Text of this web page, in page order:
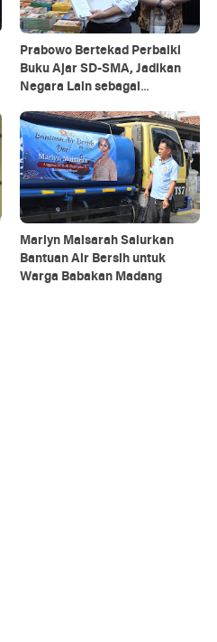
Prabowo Bertekad Perbaiki
Buku Ajar SD-SMA, Jadikan
Negara Lain sebagai
Marlyn Maisarah Salurkan
Bantuan Air Bersih untuk
Warga Babakan Madang